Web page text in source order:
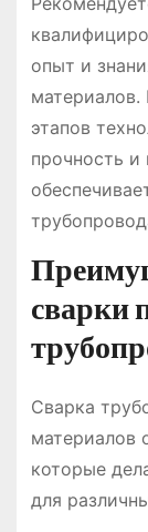
опыт и
материалов.
этапов
прочность и
сварки
Сварка
материалов
которые
для